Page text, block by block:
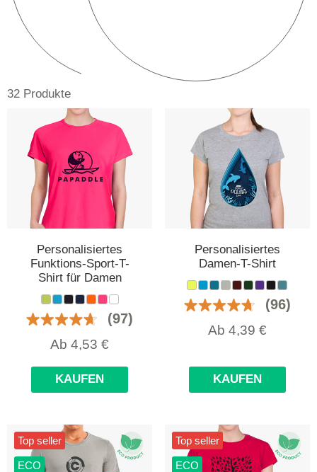
32 Produkte
Personalisiertes
Funktions-Sport-T-
Shirt für Damen
(97)
Ab4,53 €
KAUFEN
Personalisiertes
Damen-T-Shirt
(96)
Ab 4,39 €
KAUFEN
ECO
Top seller
ECO
Top seller